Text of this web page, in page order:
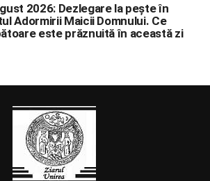
2026: Dezlegare la pește în
Adormirii Maicii Domnului. Ce
este prăznuită în această zi